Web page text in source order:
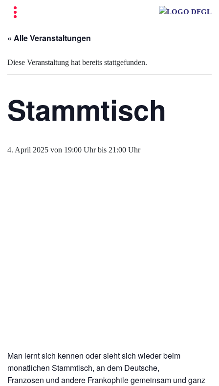
« Alle Veranstaltungen
Diese Veranstaltung hat bereits stattgefunden.
Stammtisch
4. April 2025 von 19:00 Uhrbis 21:00 Uhr
Man lernt sich kennen oder sieht sich wieder beim
monatlichen Stammtisch, an dem Deutsche,
Franzosen und andere Frankophile gemeinsam und ganz